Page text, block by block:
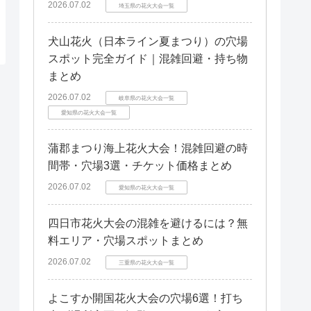
2026.07.02 埼玉県の花火大会一覧
犬山花火（日本ライン夏まつり）の穴場
スポット完全ガイド｜混雑回避・持ち物
まとめ
2026.07.02 岐阜県の花火大会一覧
愛知県の花火大会一覧
蒲郡まつり海上花火大会！混雑回避の時
間帯・穴場3選・チケット価格まとめ
2026.07.02 愛知県の花火大会一覧
四日市花火大会の混雑を避けるには？無
料エリア・穴場スポットまとめ
2026.07.02 三重県の花火大会一覧
よこすか開国花火大会の穴場6選！打ち